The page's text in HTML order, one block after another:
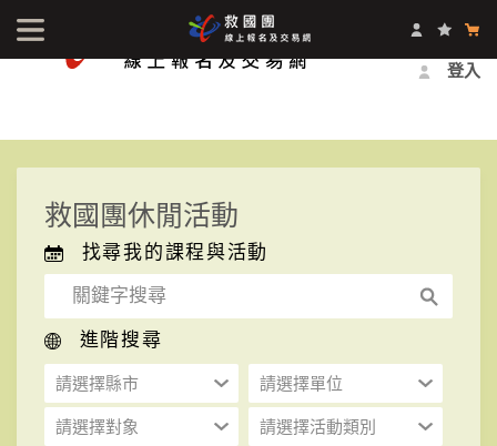
影音中心 報名方式
登入
救國團休閒活動
找尋我的課程與活動
進階搜尋